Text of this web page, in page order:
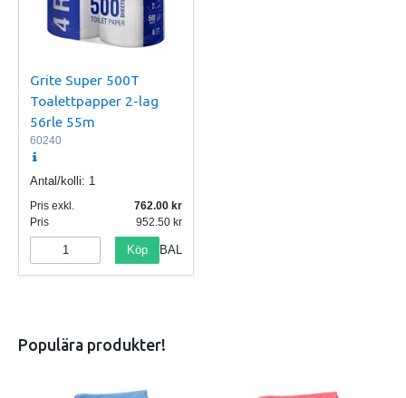
Grite Super 500T
Toalettpapper 2-lag
56rle 55m
60240
Antal/kolli: 1
Pris exkl.
762.00
Pris
952.50
Köp BAL
Populära produkter!